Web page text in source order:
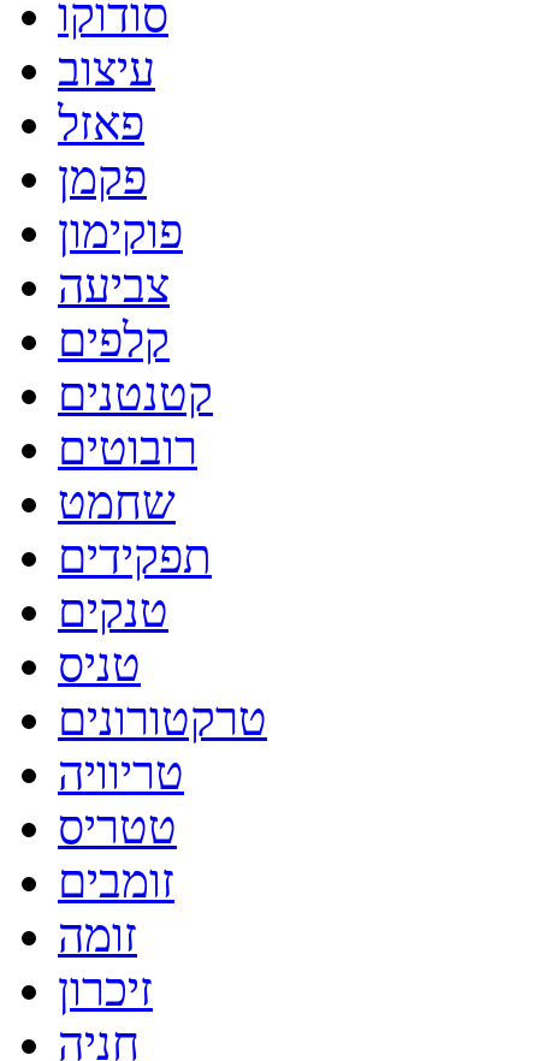
סודוקו
עיצוב
פאזל
פקמן
פוקימון
צביעה
קלפים
קטנטנים
רובוטים
שחמט
תפקידים
טנקים
טניס
טרקטורונים
טריוויה
טטריס
זומבים
זומה
זיכרון
חניה